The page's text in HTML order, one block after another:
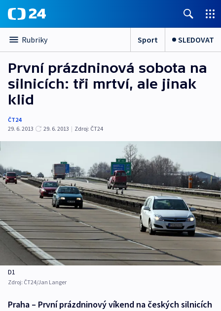
Rubriky Sport SLEDOVAT
První prázdninová sobota na
silnicích: tři mrtví, ale jinak
klid
ČT24
29. 6. 2013
29. 6. 2013 | Zdroj: ČT24
D1
Zdroj: ČT24/Jan Langer
Praha – První prázdninový víkend na českých silnicích